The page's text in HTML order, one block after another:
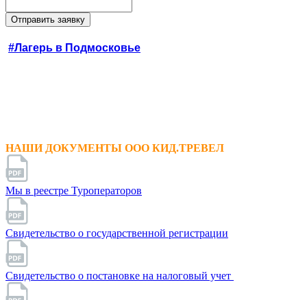
#Лагерь в Подмосковье
НАШИ ДОКУМЕНТЫ ООО КИД.ТРЕВЕЛ
Мы в реестре Туроператоров
Свидетельство о государственной регистрации
Свидетельство о постановке на налоговый учет